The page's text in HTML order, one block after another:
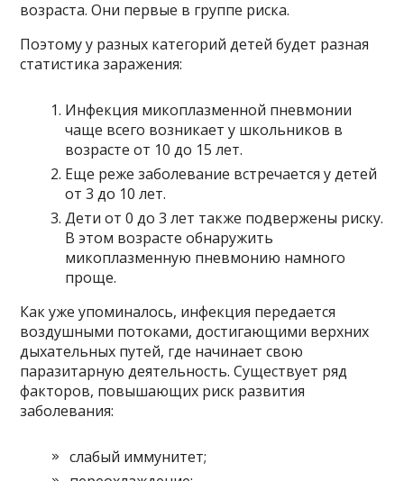
возраста. Они первые в группе риска.
Поэтому у разных категорий детей будет разная
статистика заражения:
Инфекция микоплазменной пневмонии
чаще всего возникает у школьников в
возрасте от 10 до 15 лет.
Еще реже заболевание встречается у детей
от 3 до 10 лет.
Дети от 0 до 3 лет также подвержены риску.
В этом возрасте обнаружить
микоплазменную пневмонию намного
проще.
Как уже упоминалось, инфекция передается
воздушными потоками, достигающими верхних
дыхательных путей, где начинает свою
паразитарную деятельность. Существует ряд
факторов, повышающих риск развития
заболевания:
слабый иммунитет;